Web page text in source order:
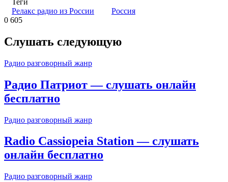
Релакс радио из России
Россия
0 605
Слушать следующую
Радио разговорный жанр
Радио Патриот — слушать онлайн
бесплатно
Радио разговорный жанр
Radio Cassiopeia Station — слушать
онлайн бесплатно
Радио разговорный жанр